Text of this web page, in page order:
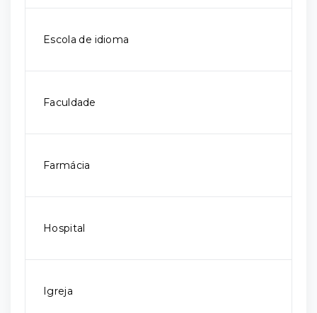
Escola de idioma
Faculdade
Farmácia
Hospital
Igreja